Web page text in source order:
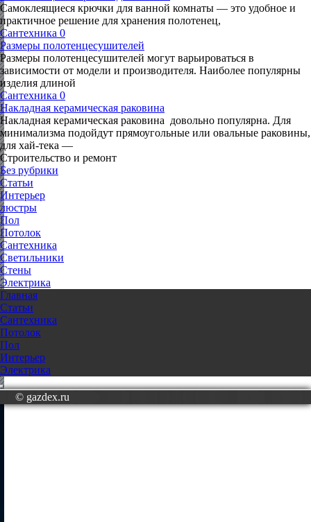
Самоклеящиеся крючки для ванной комнаты — это удобное и
практичное решение для хранения полотенец,
Сантехника 0
Размеры полотенцесушителей
Размеры полотенцесушителей могут варьироваться в
зависимости от модели и производителя. Наиболее популярны
изделия длиной
Сантехника 0
Накладная керамическая раковина
Накладная керамическая раковина довольно популярна. Для
минимализма подойдут прямоугольные или овальные раковины,
для хай-тека —
Строительство и ремонт
Без рубрики
Статьи
Интерьер
люстры
Пол
Потолок
Сантехника
Светильники
Стены
Электрика
Главная
Статьи
Сантехника
Потолок
Пол
Интерьер
Электрика
© gazdex.ru